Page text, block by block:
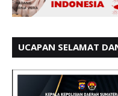
UCAPAN SELAMAT